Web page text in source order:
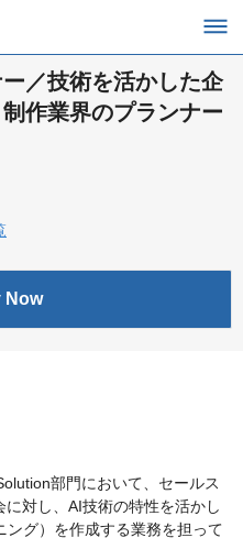
／技術を活かした企
作業界のプランナー
Now
部門において、セールス
に対し、AI技術の特性を活かし
グ）を作成する業務を担って